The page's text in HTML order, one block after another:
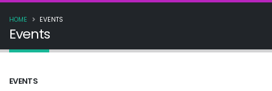
Events
HOME EVENTS
EVENTS